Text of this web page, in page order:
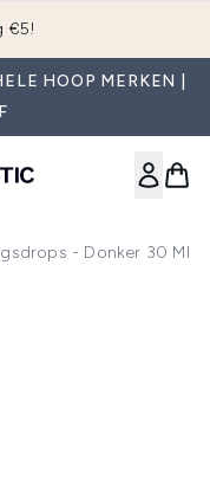
HOOP MERKEN |
- Donker 30 Ml